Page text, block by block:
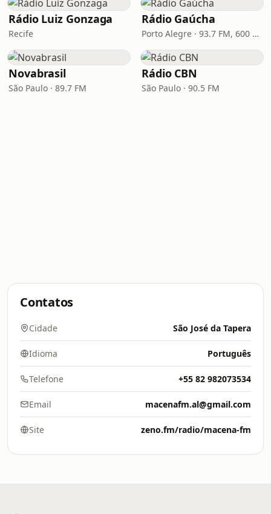
Rádio Luiz Gonzaga
Recife
Rádio Gaúcha
Porto Alegre · 93.7 FM, 600 AM
Novabrasil
São Paulo · 89.7 FM
Rádio CBN
São Paulo · 90.5 FM
Contatos
Cidade São José da Tapera
Idioma Português
Telefone +55 82 982073534
Email macenafm.al@gmail.com
Site zeno.fm/radio/macena-fm